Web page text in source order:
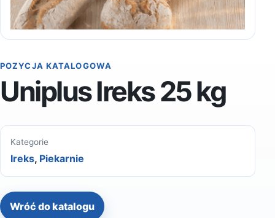
POZYCJA KATALOGOWA
Uniplus Ireks 25 kg
Kategorie
Ireks, Piekarnie
Wróć do katalogu